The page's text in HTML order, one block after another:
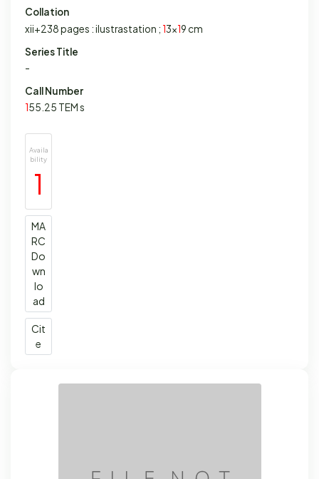
Collation
xii+238 pages : ilustrastation ; 13x19 cm
Series Title
-
Call Number
155.25 TEM s
Availa
bility
1
MA
RC
Do
wn
lo
ad
Cit
e